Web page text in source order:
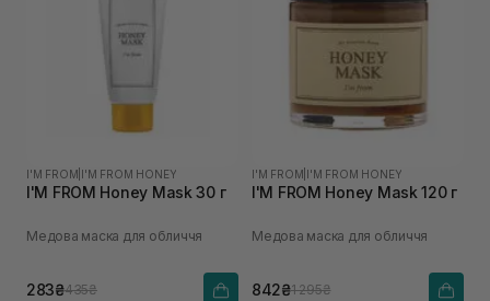
I'M FROM I'M FROM HONEY
I'M FROM Honey Mask 30 г
Медова маска для обличчя
283₴435₴
I'M FROM I'M FROM HONEY
I'M FROM Honey Mask 120 г
Медова маска для обличчя
842₴1 295₴